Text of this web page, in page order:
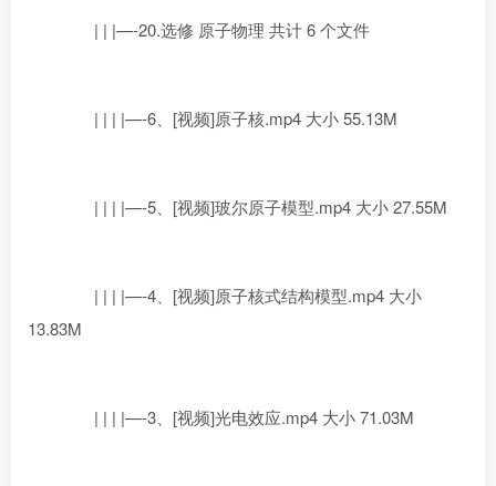
| | |—-20.选修 原子物理 共计 6 个文件
| | | |—-6、[视频]原子核.mp4 大小 55.13M
| | | |—-5、[视频]玻尔原子模型.mp4 大小 27.55M
| | | |—-4、[视频]原子核式结构模型.mp4 大小
13.83M
| | | |—-3、[视频]光电效应.mp4 大小 71.03M